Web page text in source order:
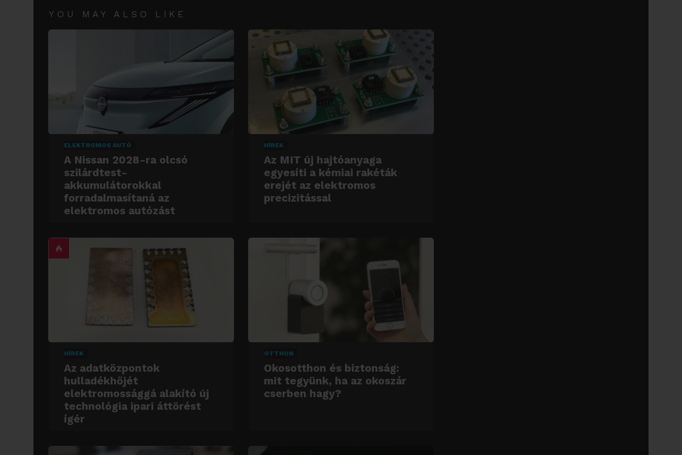
YOU MAY ALSO LIKE
ELEKTROMOS AUTÓ
A Nissan 2028-ra olcsó
szilárdtest-
akkumulátorokkal
forradalmasítaná az
elektromos autózást
HÍREK
Az MIT új hajtóanyaga
egyesíti a kémiai rakéták
erejét az elektromos
precizitással
HÍREK
Az adatközpontok
hulladékhőjét
elektromossággá alakító új
technológia ipari áttörést
ígér
OTTHON
Okosotthon és biztonság:
mit tegyünk, ha az okoszár
cserben hagy?